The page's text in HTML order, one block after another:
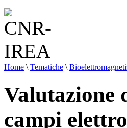
Home \ Tematiche \
Valutazione
campi